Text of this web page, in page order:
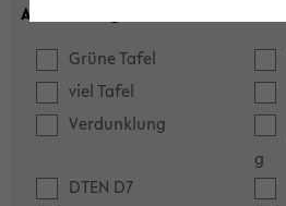
Ausstattung:
Grüne Tafel
viel Tafel
Verdunklung
g
DTEN D7